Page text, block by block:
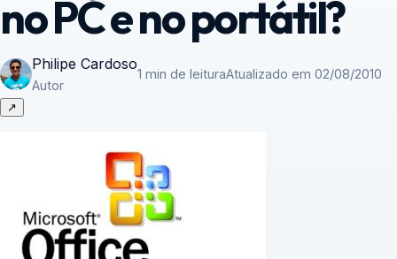
no PC e no portátil?
Philipe Cardoso
Autor
1 min de leituraAtualizado em 02/08/2010
↗